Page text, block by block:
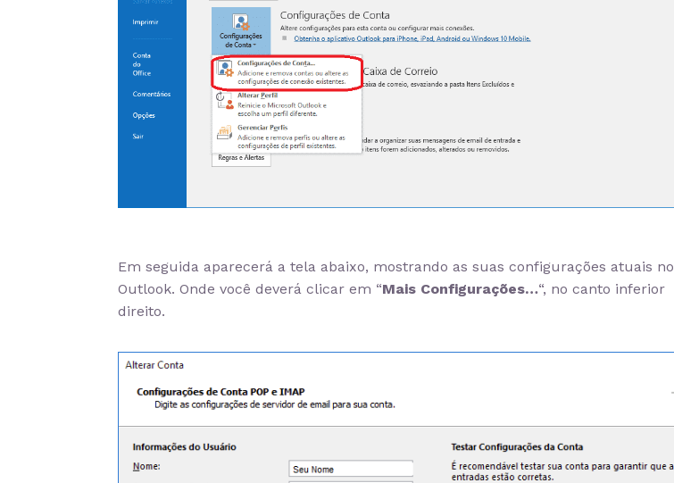
Em seguida aparecerá a tela abaixo, mostrando as suas configurações atuais no
Outlook. Onde você deverá clicar em “Mais Configurações…“, no canto inferior
direito.